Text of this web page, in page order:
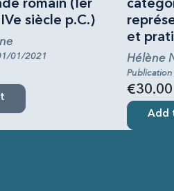
romain (Ier
siècle p.C.)
01/2021
et
Hélène
€30.00
Add